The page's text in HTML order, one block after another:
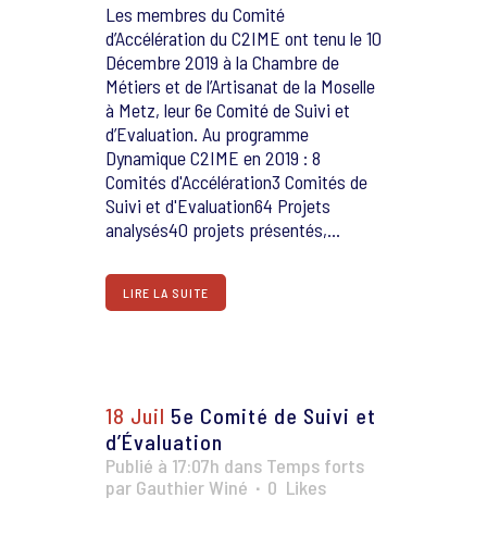
Les membres du Comité
d’Accélération du C2IME ont tenu le 10
Décembre 2019 à la Chambre de
Métiers et de l’Artisanat de la Moselle
à Metz, leur 6e Comité de Suivi et
d’Evaluation. Au programme
Dynamique C2IME en 2019 : 8
Comités d'Accélération3 Comités de
Suivi et d'Evaluation64 Projets
analysés40 projets présentés,...
LIRE LA SUITE
18 Juil 5e Comité de Suivi et
d’Évaluation
Publié à 17:07h dans Temps forts
par Gauthier Winé 0 Likes